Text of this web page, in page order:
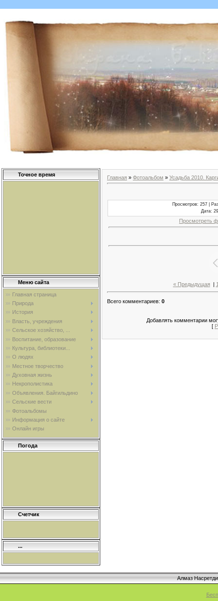
Точное время
Меню сайта
Главная страница
Природа
История
Власть, учреждения
Сельское хозяйство, ...
Воспитание, образование
Культура, библиотеки...
О людях
Местное творчество
Духовная жизнь
Некрополистика
Объявления. Байгильдино
Сельские вести
Фотоальбомы
Информация о сайте
Онлайн игры
Погода
Счетчик
...
Главная » Фотоальбом » Усадьба 2010.
Просмотров: 257 |
Дата:
Просмотреть
« Предыдущая
Всего комментариев: 0
Добавлять комментарии
[
Алмаз